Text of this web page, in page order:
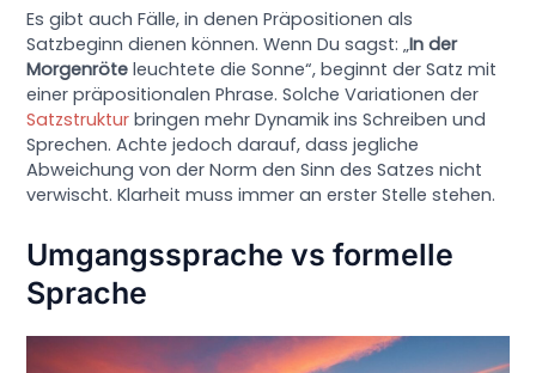
Es gibt auch Fälle, in denen Präpositionen als
Satzbeginn dienen können. Wenn Du sagst: „In der
Morgenröte leuchtete die Sonne“, beginnt der Satz mit
einer präpositionalen Phrase. Solche Variationen der
Satzstruktur bringen mehr Dynamik ins Schreiben und
Sprechen. Achte jedoch darauf, dass jegliche
Abweichung von der Norm den Sinn des Satzes nicht
verwischt. Klarheit muss immer an erster Stelle stehen.
Umgangssprache vs formelle
Sprache